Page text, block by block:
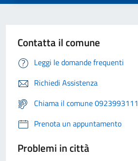
Contatta il comune
Leggi le domande frequenti
Richiedi Assistenza
Chiama il comune 0923993111
Prenota un appuntamento
Problemi in città